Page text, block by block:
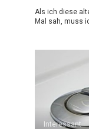
Als ich diese
Mal sah, muss
Interessant